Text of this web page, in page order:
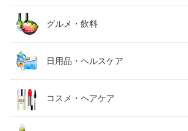
レディースファッション
メンズファッション
キッズファッション
グルメ・飲料
食品
スイーツ・お菓子
日用品・ヘルスケア
日用品雑貨・文房具・手芸
コスメ・ヘアケア